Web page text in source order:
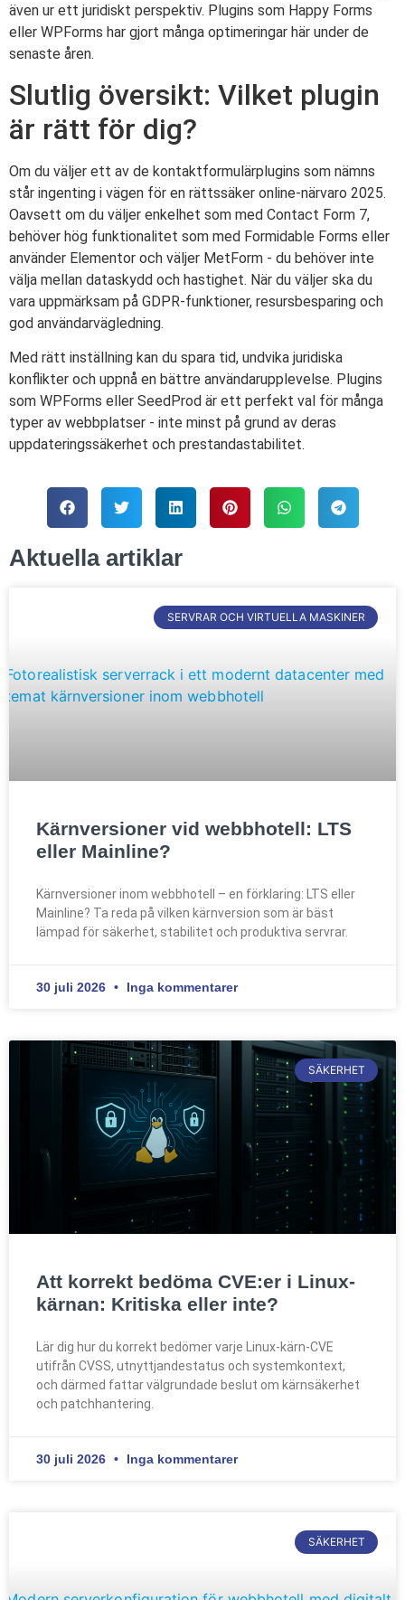
även ur ett juridiskt perspektiv. Plugins som Happy Forms
eller WPForms har gjort många optimeringar här under de
senaste åren.
Slutlig översikt: Vilket plugin
är rätt för dig?
Om du väljer ett av de kontaktformulärplugins som nämns
står ingenting i vägen för en rättssäker online-närvaro 2025.
Oavsett om du väljer enkelhet som med Contact Form 7,
behöver hög funktionalitet som med Formidable Forms eller
använder Elementor och väljer MetForm - du behöver inte
välja mellan dataskydd och hastighet. När du väljer ska du
vara uppmärksam på GDPR-funktioner, resursbesparing och
god användarvägledning.
Med rätt inställning kan du spara tid, undvika juridiska
konflikter och uppnå en bättre användarupplevelse. Plugins
som WPForms eller SeedProd är ett perfekt val för många
typer av webbplatser - inte minst på grund av deras
uppdateringssäkerhet och prestandastabilitet.
Aktuella artiklar
SERVRAR OCH VIRTUELLA MASKINER
Kärnversioner vid webbhotell: LTS
eller Mainline?
Kärnversioner inom webbhotell – en förklaring: LTS eller
Mainline? Ta reda på vilken kärnversion som är bäst
lämpad för säkerhet, stabilitet och produktiva servrar.
30 juli 2026 Inga kommentarer
SÄKERHET
Att korrekt bedöma CVE:er i Linux-
kärnan: Kritiska eller inte?
Lär dig hur du korrekt bedömer varje Linux-kärn-CVE
utifrån CVSS, utnyttjandestatus och systemkontext,
och därmed fattar välgrundade beslut om kärnsäkerhet
och patchhantering.
30 juli 2026 Inga kommentarer
SÄKERHET